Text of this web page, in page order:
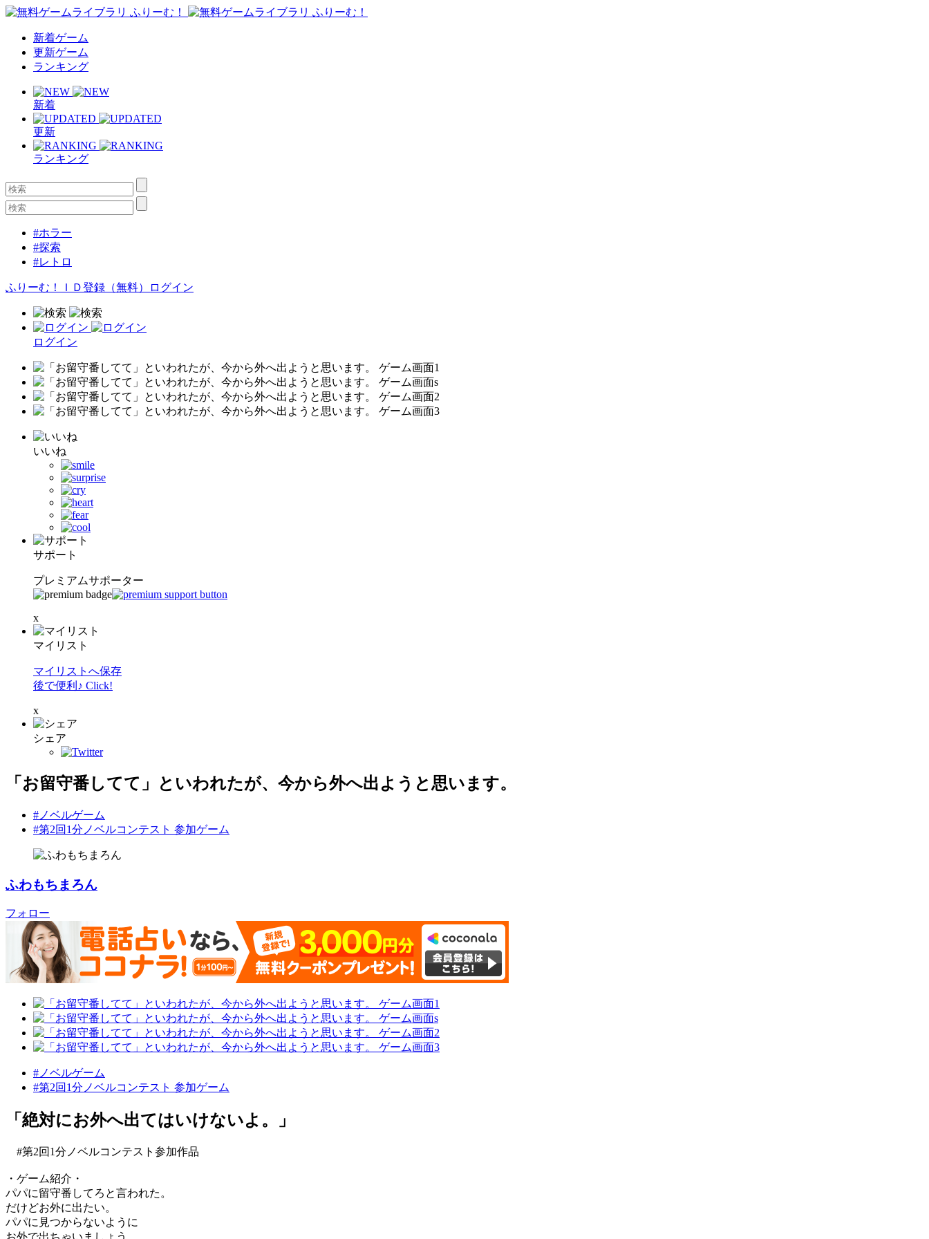
新着ゲーム
更新ゲーム
ランキング
新着
更新
ランキング
#ホラー
#探索
#レトロ
ふりーむ！ＩＤ登録（無料） ログイン
ログイン
いいね
サポート
プレミアムサポーター
x
マイリスト
マイリストへ保存
後で便利♪ Click!
x
シェア
「お留守番してて」といわれたが、今から外へ出ようと思います。
#ノベルゲーム
#第2回1分ノベルコンテスト 参加ゲーム
ふわもちまろん
フォロー
#ノベルゲーム
#第2回1分ノベルコンテスト 参加ゲーム
「絶対にお外へ出てはいけないよ。」
#第2回1分ノベルコンテスト参加作品
・ゲーム紹介・
パパに留守番してろと言われた。
だけどお外に出たい。
パパに見つからないように
お外で出ちゃいましょう。